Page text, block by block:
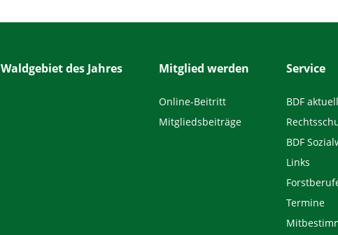
Waldgebiet des Jahres Mitglied werden
Online-Beitritt
Mitgliedsbeiträge
Service
BDF aktuell
BDF
Links
Termine